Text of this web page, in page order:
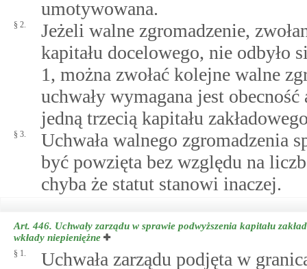
umotywowana.
§ 2.
Jeżeli walne zgromadzenie,
kapitału docelowego, nie odbyło
1, można zwołać kolejne walne
uchwały wymagana jest
jedną trzecią kapitału
§ 3.
Uchwała walnego zgromadzenia
być powzięta bez względu na
chyba że statut stanowi inaczej.
Art. 446. Uchwały zarządu w sprawie podwyższenia kapitału
wkłady niepieniężne
§ 1.
Uchwała zarządu podjęta w